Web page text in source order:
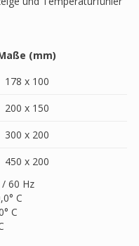
(mm)
178 x 100
200 x 150
300 x 200
450 x 200
60 Hz
C
C